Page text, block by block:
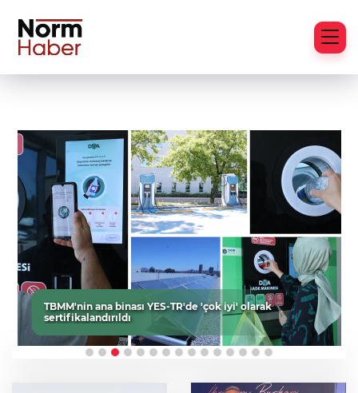
TBMM'nin ana binası YES-TR'de 'çok iyi' olarak
sertifikalandırıldı